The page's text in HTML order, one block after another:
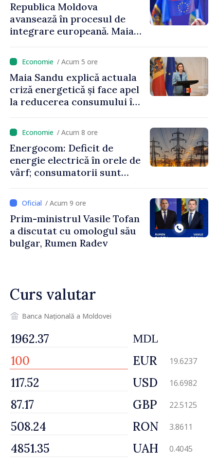
Republica Moldova
avansează în procesul de
integrare europeană. Maia
niciun stat”
/ Acum 5 ore
Maia Sandu explică actuala
criză energetică și face apel
la reducerea consumului în
putem menține prețurile la
un nivel mai mic”
/ Acum 8 ore
Energocom: Deficit de
energie electrică în orele de
vârf; consumatorii sunt
/ Acum 9 ore
Prim-ministrul Vasile Tofan
a discutat cu omologul său
bulgar, Rumen Radev
Curs valutar
Banca Națională a Moldovei
MDL
EUR 19.6237
USD 16.6982
GBP 22.5125
RON 3.8611
UAH 0.4045